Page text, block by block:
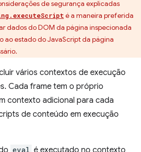
de segurança explicadas
é a maneira preferida
dados do DOM da página inspecionada
ao estado do JavaScript da página
vários contextos de execução
Cada frame tem o próprio
contexto adicional para cada
de conteúdo em execução
eval é executado no contexto